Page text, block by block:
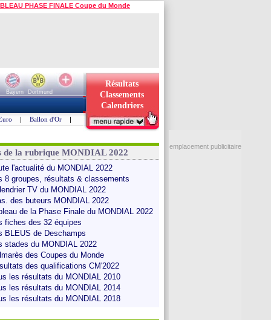
PHASE FINALE Coupe du Monde
Bayern
Dortmund
Résultats
Classements
Calendriers
| Ballon d'Or |
de la rubrique MONDIAL 2022
l'actualité du MONDIAL 2022
8 groupes, résultats & classements
TV du MONDIAL 2022
des buteurs MONDIAL 2022
de la Phase Finale du MONDIAL 2022
fiches des 32 équipes
BLEUS de Deschamps
stades du MONDIAL 2022
des Coupes du Monde
des qualifications CM'2022
les résultats du MONDIAL 2010
les résultats du MONDIAL 2014
les résultats du MONDIAL 2018
emplacement publicitaire